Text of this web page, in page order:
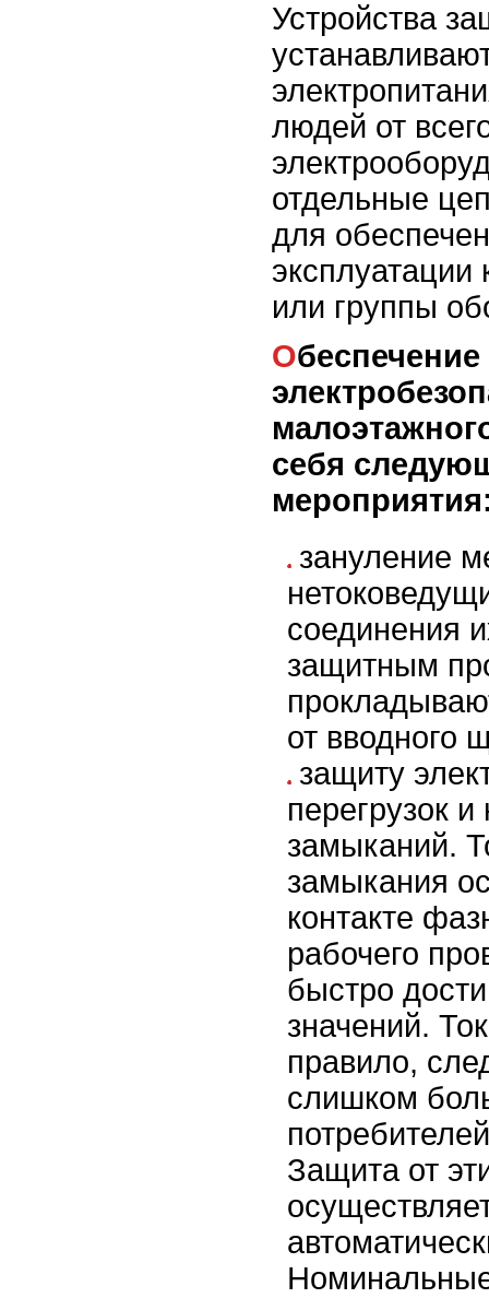
Устройства
людей от
отдельные
для
эксплуатации
или группы
Обеспечение
себя
зануление
соединения
защитным
от вводного
защиту
перегрузок и
замыканий.
замыкания
контакте
рабочего
быстро
значений.
правило,
слишком
Защита от